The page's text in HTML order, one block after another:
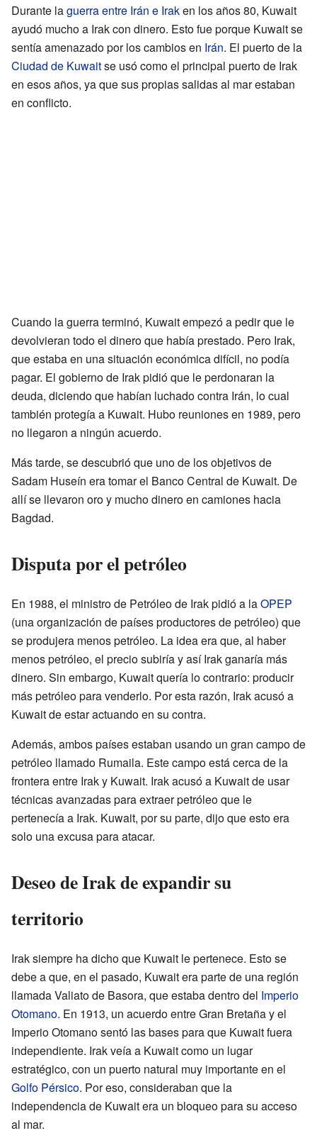
Durante laguerra entre Irán e Iraken los años 80, Kuwait
ayudó mucho a Irak con dinero. Esto fue porque Kuwait se
sentía amenazado por los cambios en Irán. El puerto de la
Ciudad de Kuwaitse usó como el principal puerto de Irak
en esos años, ya que sus propias salidas al mar estaban
en conflicto.
Cuando la guerra terminó, Kuwait empezó a pedir que le
devolvieran todo el dinero que había prestado. Pero Irak,
que estaba en una situación económica difícil, no podía
pagar. El gobierno de Irak pidió que le perdonaran la
deuda, diciendo que habían luchado contra Irán, lo cual
también protegía a Kuwait. Hubo reuniones en 1989, pero
no llegaron a ningún acuerdo.
Más tarde, se descubrió que uno de los objetivos de
Sadam Huseín era tomar el Banco Central de Kuwait. De
allí se llevaron oro y mucho dinero en camiones hacia
Bagdad.
Disputa por el petróleo
En 1988, el ministro de Petróleo de Irak pidió a laOPEP
(una organización de países productores de petróleo) que
se produjera menos petróleo. La idea era que, al haber
menos petróleo, el precio subiría y así Irak ganaría más
dinero. Sin embargo, Kuwait quería lo contrario: producir
más petróleo para venderlo. Por esta razón, Irak acusó a
Kuwait de estar actuando en su contra.
Además, ambos países estaban usando un gran campo de
petróleo llamado Rumaila. Este campo está cerca de la
frontera entre Irak y Kuwait. Irak acusó a Kuwait de usar
técnicas avanzadas para extraer petróleo que le
pertenecía a Irak. Kuwait, por su parte, dijo que esto era
solo una excusa para atacar.
Deseo de Irak de expandir su
territorio
Irak siempre ha dicho que Kuwait le pertenece. Esto se
debe a que, en el pasado, Kuwait era parte de una región
llamada Valiato de Basora, que estaba dentro del Imperio
Otomano. En 1913, un acuerdo entre Gran Bretaña y el
Imperio Otomano sentó las bases para que Kuwait fuera
independiente. Irak veía a Kuwait como un lugar
estratégico, con un puerto natural muy importante en el
Golfo Pérsico. Por eso, consideraban que la
independencia de Kuwait era un bloqueo para su acceso
al mar.